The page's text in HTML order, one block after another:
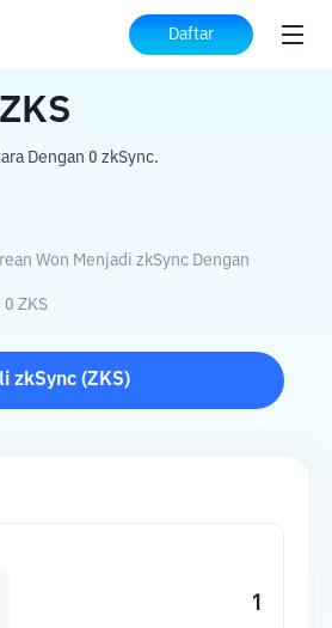
Daftar
ke ZKS
ZKS
Dengan 0 zkSync.
Won Menjadi zkSync Dengan
0 ZKS
zkSync (ZKS)